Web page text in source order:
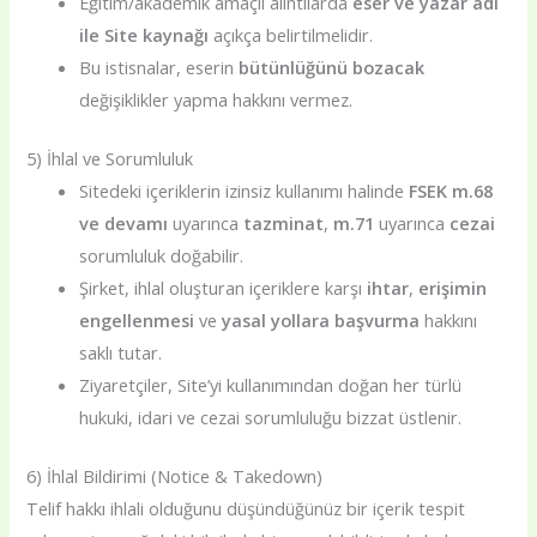
ile Site kaynağı açıkça belirtilmelidir.
Bu istisnalar, eserin bütünlüğünü bozacak
değişiklikler yapma hakkını vermez.
5) İhlal ve Sorumluluk
Sitedeki içeriklerin izinsiz kullanımı halinde FSEK m.68
ve devamı uyarınca tazminat, m.71 uyarınca cezai
sorumluluk doğabilir.
Şirket, ihlal oluşturan içeriklere karşı ihtar, erişimin
engellenmesi veyasal yollara başvurma hakkını
saklı tutar.
Ziyaretçiler, Site’yi kullanımından doğan her türlü
hukuki, idari ve cezai sorumluluğu bizzat üstlenir.
6) İhlal Bildirimi (Notice & Takedown)
Telif hakkı ihlali olduğunu düşündüğünüz bir içerik tespit